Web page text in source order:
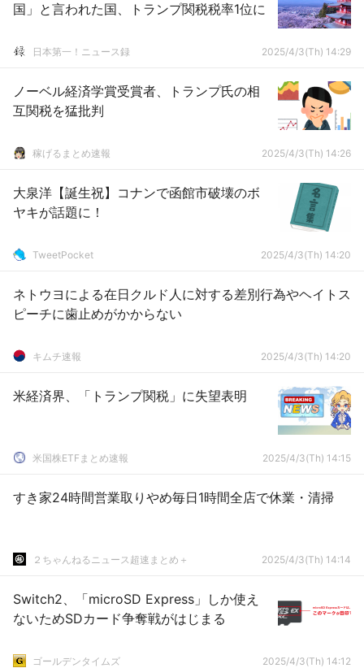
国」と言われた国、トランプ関税税率1位に
日本第一！ニュース録 2025/4/3(Th) 14:29
ノーベル経済学賞受賞者、トランプ氏の相
互関税を猛批判
稼げるまとめ速報 2025/4/3(Th) 14:26
大泉洋【誕生祝】コナンで函館市破壊のボ
ヤキが話題に！
TweetPocket 2025/4/3(Th) 14:20
ネトウヨによる在日クルド人に対する差別行為やヘイトス
ピーチに歯止めがかからない
キムチ速報 2025/4/3(Th) 14:20
米経済界、「トランプ関税」に失望表明
米国株ETFまとめ速報 2025/4/3(Th) 14:15
すき家24時間営業取りやめ毎日1時間全店で休業・清掃
２ちゃんねるニュース超速まとめ＋ 2025/4/3(Th) 14:14
Switch2、「microSD Express」しか使え
ないためSDカード争奪戦がはじまる
ゴールデンタイムズ 2025/4/3(Th) 14:12